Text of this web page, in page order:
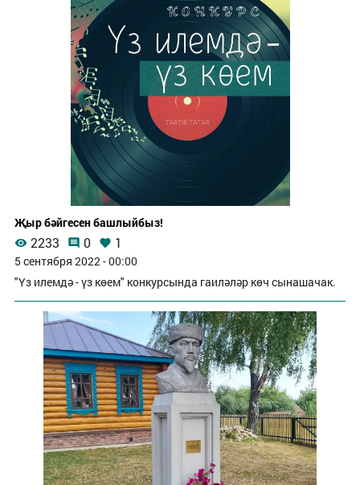
Җыр бәйгесен башлыйбыз!
2233 0 1
5 сентября 2022 - 00:00
"Үз илемдә - үз көем" конкурсында гаиләләр көч сынашачак.